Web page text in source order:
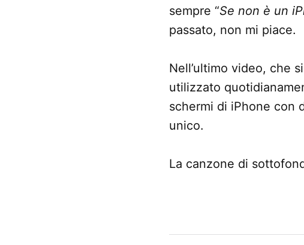
sempre “Se non è un
passato, non mi piace.
Nell’ultimo video, che
utilizzato
schermi di iPhone con
unico.
La canzone di